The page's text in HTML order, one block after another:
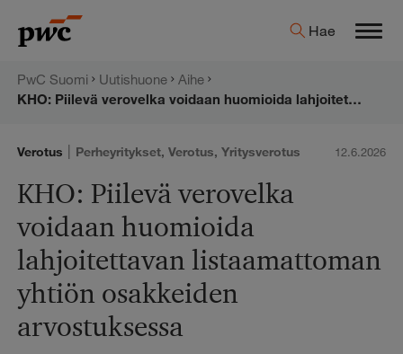
sisältöön
PwC:n
Hae
PwC Suomi Uutishuone
Aihe
KHO: Piilevä verovelka voidaan huomioida lahjoitettavan listaamattoman yhtiön osakkeiden arvostuksessa
Verotus | Perheyritykset,Verotus,Yritysverotus 12.6.2026
KHO: Piilevä verovelka
voidaan huomioida
lahjoitettavan listaamattoman
yhtiön osakkeiden
arvostuksessa